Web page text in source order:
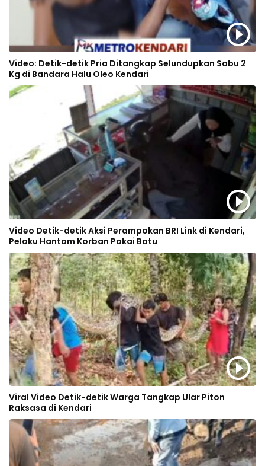
Video: Detik-detik Pria Ditangkap Selundupkan Sabu 2
Kg di Bandara Halu Oleo Kendari
Video Detik-detik Aksi Perampokan BRI Link di Kendari,
Pelaku Hantam Korban Pakai Batu
Viral Video Detik-detik Warga Tangkap Ular Piton
Raksasa di Kendari